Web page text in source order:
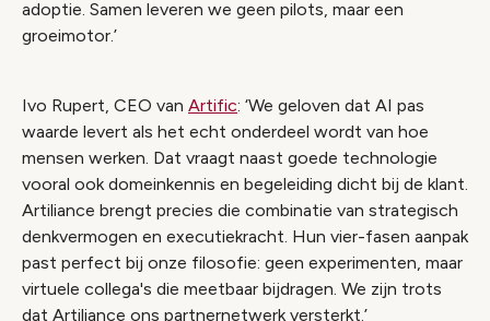
adoptie. Samen leveren we geen pilots, maar een
groeimotor.’
Ivo Rupert, CEO van Artific: ‘We geloven dat AI pas
waarde levert als het echt onderdeel wordt van hoe
mensen werken. Dat vraagt naast goede technologie
vooral ook domeinkennis en begeleiding dicht bij de klant.
Artiliance brengt precies die combinatie van strategisch
denkvermogen en executiekracht. Hun vier-fasen aanpak
past perfect bij onze filosofie: geen experimenten, maar
virtuele collega's die meetbaar bijdragen. We zijn trots
dat Artiliance ons partnernetwerk versterkt.’